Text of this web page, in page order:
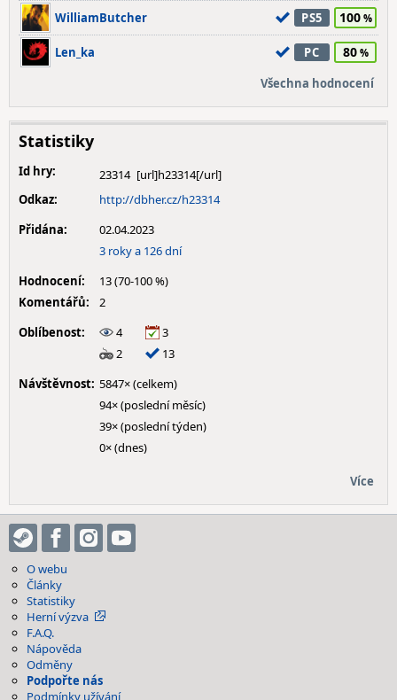
WilliamButcher PS5 100
Len_ka PC 80
Všechna hodnocení
Statistiky
Id hry:
23314
Odkaz:
http://dbher.cz/h23314
Přidána:
02.04.2023
3 roky a 126 dní
Hodnocení:
13 (70-100 %)
Komentářů:
2
Oblíbenost:
4
3
2
13
Návštěvnost: 5847× (celkem)
94× (poslední měsíc)
39× (poslední týden)
0× (dnes)
Více
O webu
Články
Statistiky
Herní výzva
F.A.Q.
Nápověda
Odměny
Podpořte nás
Podmínky užívání